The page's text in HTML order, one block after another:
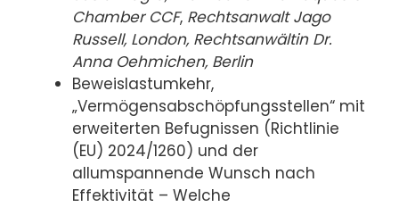
Chamber CCF, Rechtsanwalt Jago
Russell, London, Rechtsanwältin Dr.
Anna Oehmichen, Berlin
Beweislastumkehr,
„Vermögensabschöpfungsstellen“ mit
erweiterten Befugnissen (Richtlinie
(EU) 2024/1260) und der
allumspannende Wunsch nach
Effektivität – Welche